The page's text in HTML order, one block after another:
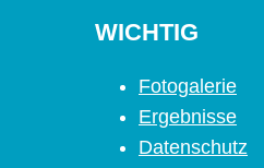
WICHTIG
Fotogalerie
Ergebnisse
Datenschutz